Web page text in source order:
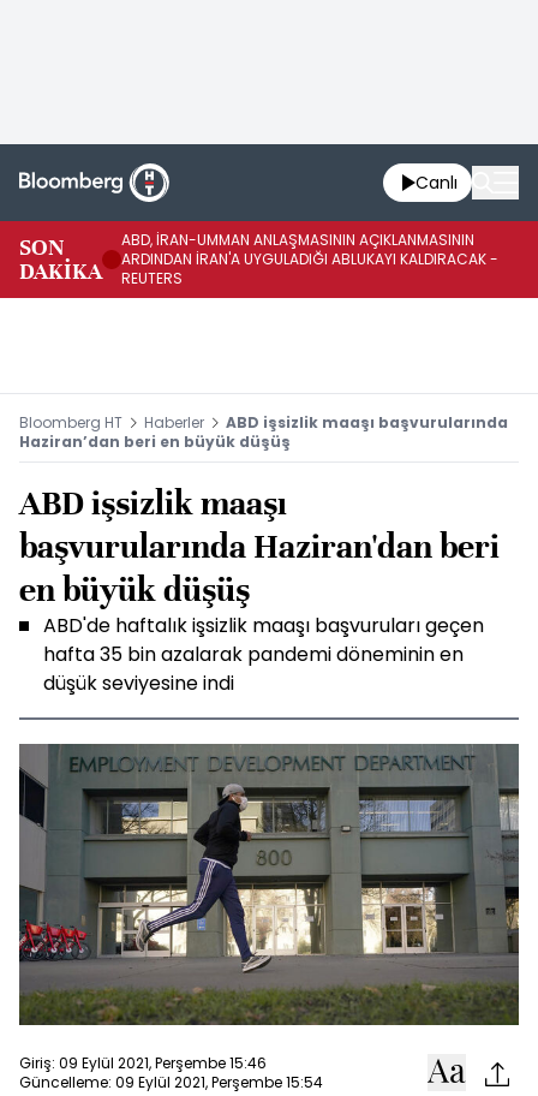
Canlı
SON
DAKİKA
ABD, İRAN-UMMAN ANLAŞMASININ AÇIKLANMASININ
ARDINDAN İRAN'A UYGULADIĞI ABLUKAYI KALDIRACAK -
REUTERS
Bloomberg HT Haberler
ABD işsizlik maaşı başvurularında
Haziran’dan beri en büyük düşüş
ABD işsizlik maaşı
başvurularında Haziran'dan beri
en büyük düşüş
ABD'de haftalık işsizlik maaşı başvuruları geçen
hafta 35 bin azalarak pandemi döneminin en
düşük seviyesine indi
Giriş: 09 Eylül 2021, Perşembe 15:46
Güncelleme: 09 Eylül 2021, Perşembe 15:54